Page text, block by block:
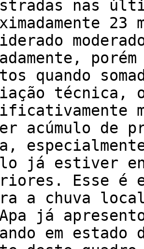
nas
23
quando
técnica,
acúmulo de
já estiver
Esse é
a chuva
já
em